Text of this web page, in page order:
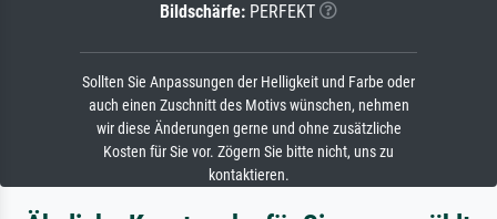
Bildschärfe: PERFEKT
Sollten Sie Anpassungen der Helligkeit und Farbe oder
auch einen Zuschnitt des Motivs wünschen, nehmen
wir diese Änderungen gerne und ohne zusätzliche
Kosten für Sie vor. Zögern Sie bitte nicht, uns zu
kontaktieren.